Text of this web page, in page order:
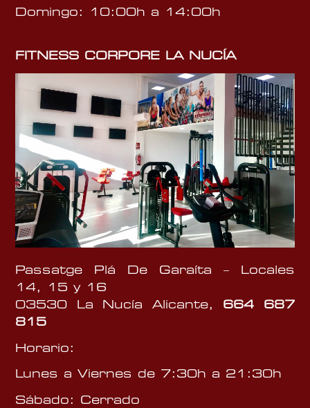
Domingo: 10:00h a 14:00h
FITNESS CORPORE LA NUCÍA
Passatge Plá De Garaíta – Locales
14, 15 y 16
03530 La Nucía Alicante, 664 687
815
Horario:
Lunes a Viernes de 7:30h a 21:30h
Sábado: Cerrado